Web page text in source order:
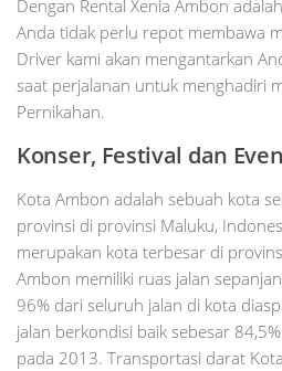
Dengan Rental Xenia Ambon
Anda tidak perlu repot membawa
Driver kami akan mengantarkan
saat perjalanan untuk menghadiri
Pernikahan.
Konser, Festival dan
Kota Ambon adalah sebuah kota
provinsi di provinsi Maluku,
merupakan kota terbesar di
Ambon memiliki ruas jalan
96% dari seluruh jalan di kota
jalan berkondisi baik sebesar
pada 2013. Transportasi darat